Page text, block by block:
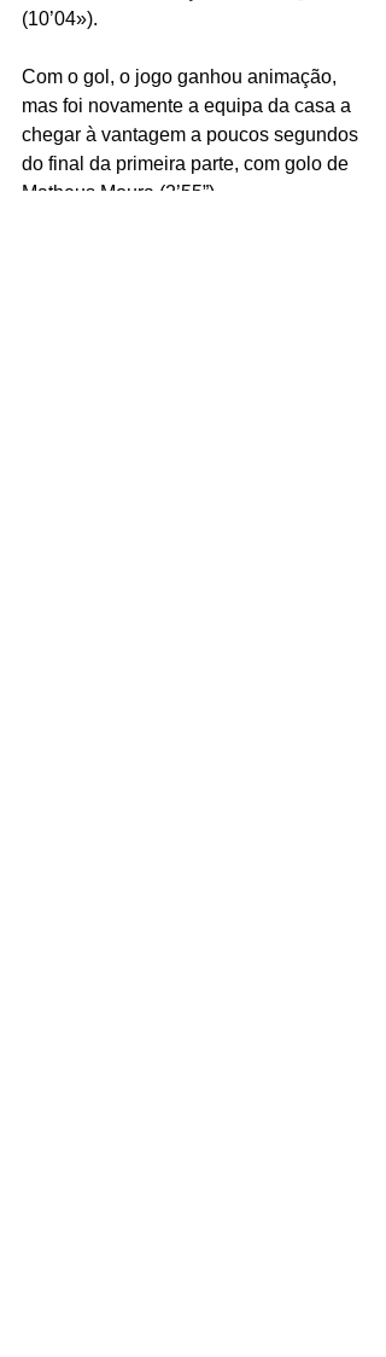
(10’04»).
Com o gol, o jogo ganhou animação,
mas foi novamente a equipa da casa a
chegar à vantagem a poucos segundos
do final da primeira parte, com golo de
Matheus Moura (2’55”).